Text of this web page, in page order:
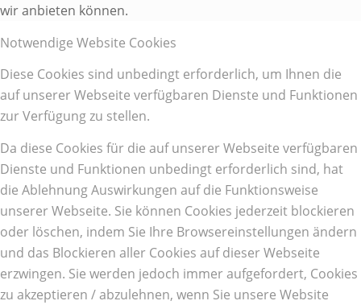
wir anbieten können.
Notwendige Website Cookies
Diese Cookies sind unbedingt erforderlich, um Ihnen die
auf unserer Webseite verfügbaren Dienste und Funktionen
zur Verfügung zu stellen.
Da diese Cookies für die auf unserer Webseite verfügbaren
Dienste und Funktionen unbedingt erforderlich sind, hat
die Ablehnung Auswirkungen auf die Funktionsweise
unserer Webseite. Sie können Cookies jederzeit blockieren
oder löschen, indem Sie Ihre Browsereinstellungen ändern
und das Blockieren aller Cookies auf dieser Webseite
erzwingen. Sie werden jedoch immer aufgefordert, Cookies
zu akzeptieren / abzulehnen, wenn Sie unsere Website